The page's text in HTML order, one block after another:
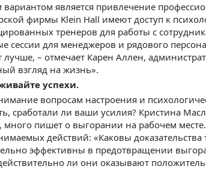
является привлечение
фирмы Klein Hall имеют доступ к
тренеров для работы с
сессии для менеджеров и рядового
лучше, – отмечает Карен Аллен,
взгляд на жизнь».
успехи.
вопросам настроения и
сработали ли ваши усилия? Кристина
много пишет о выгорании на рабочем
действий: «Каковы
эффективны в предотвращении
ли они оказывают